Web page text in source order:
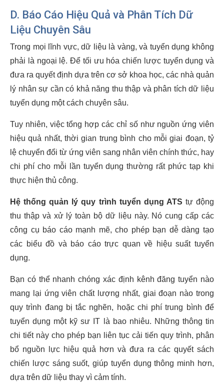
D. Báo Cáo Hiệu Quả và Phân Tích Dữ
Liệu Chuyên Sâu
Trong mọi lĩnh vực, dữ liệu là vàng, và tuyển dụng không
phải là ngoại lệ. Để tối ưu hóa chiến lược tuyển dụng và
đưa ra quyết định dựa trên cơ sở khoa học, các nhà quản
lý nhân sự cần có khả năng thu thập và phân tích dữ liệu
tuyển dụng một cách chuyên sâu.
Tuy nhiên, việc tổng hợp các chỉ số như nguồn ứng viên
hiệu quả nhất, thời gian trung bình cho mỗi giai đoạn, tỷ
lệ chuyển đổi từ ứng viên sang nhân viên chính thức, hay
chi phí cho mỗi lần tuyển dụng thường rất phức tạp khi
thực hiện thủ công.
Hệ thống quản lý quy trình tuyển dụng ATS tự động
thu thập và xử lý toàn bộ dữ liệu này. Nó cung cấp các
công cụ báo cáo mạnh mẽ, cho phép bạn dễ dàng tạo
các biểu đồ và báo cáo trực quan về hiệu suất tuyển
dụng.
Bạn có thể nhanh chóng xác định kênh đăng tuyển nào
mang lại ứng viên chất lượng nhất, giai đoạn nào trong
quy trình đang bị tắc nghẽn, hoặc chi phí trung bình để
tuyển dụng một kỹ sư IT là bao nhiêu. Những thông tin
chi tiết này cho phép bạn liên tục cải tiến quy trình, phân
bổ nguồn lực hiệu quả hơn và đưa ra các quyết sách
chiến lược sáng suốt, giúp tuyển dụng thông minh hơn,
dựa trên dữ liệu thay vì cảm tính.